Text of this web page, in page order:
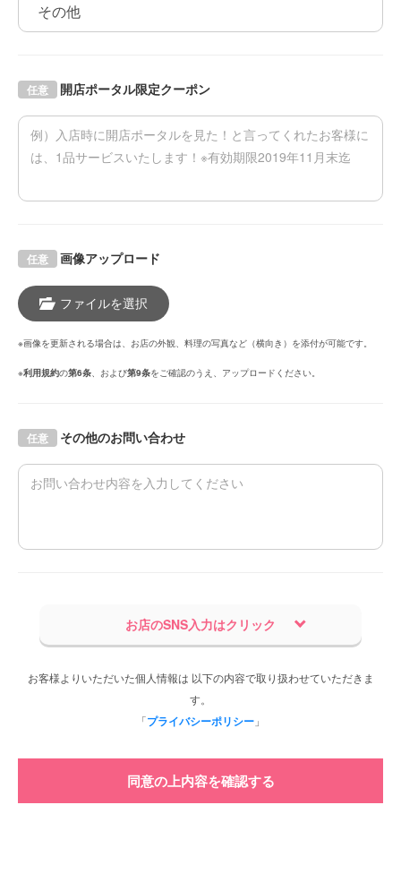
その他
開店ポータル限定クーポン
任意
画像アップロード
任意
ファイルを選択
※画像を更新される場合は、お店の外観、料理の写真など（横向き）を添付が可能です。
※利用規約の第6条 、および第9条をご確認のうえ、アップロードください。
その他のお問い合わせ
任意
お店のSNS入力はクリック
お客様よりいただいた個人情報は 以下の内容で取り扱わせていただきま
す。
「プライバシーポリシー 」